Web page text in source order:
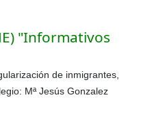
"Informativos
de inmigrantes,
Mª Jesús Gonzalez